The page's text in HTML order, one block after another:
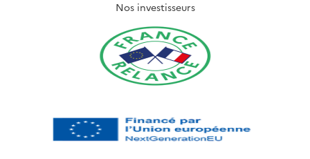
Nos investisseurs